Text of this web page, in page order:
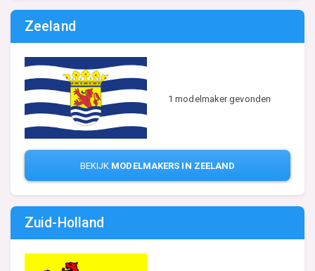
Zeeland
1 modelmaker gevonden
BEKIJK MODELMAKERS IN ZEELAND
Zuid-Holland